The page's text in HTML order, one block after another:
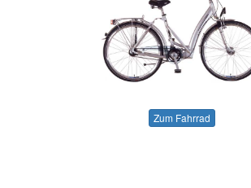
Zum Fahrrad